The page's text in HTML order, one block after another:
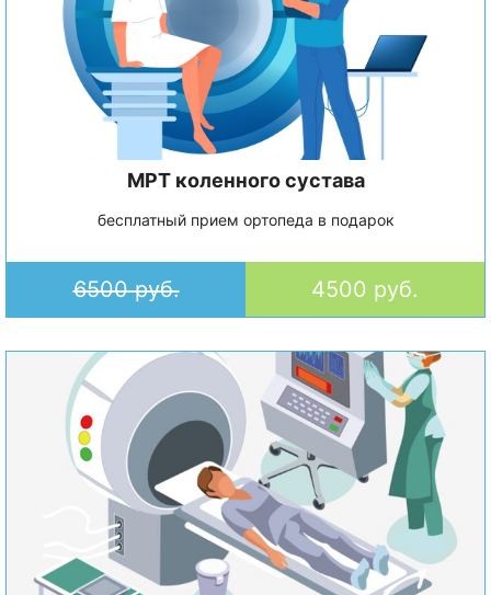
МРТ коленного сустава
бесплатный прием ортопеда в подарок
6500 руб. 4500 руб.